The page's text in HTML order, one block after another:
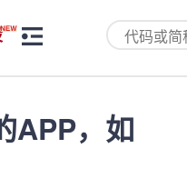
APP，如